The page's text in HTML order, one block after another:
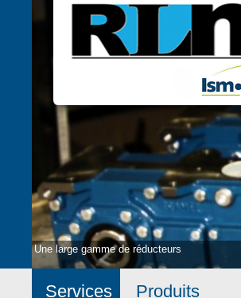
Une large gamme de réducteurs
Produits
Services